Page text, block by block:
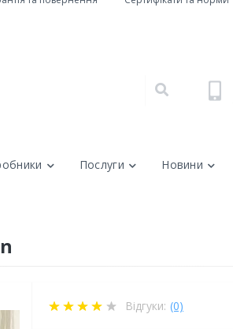
Послуги Новини
Відгуки: (0)